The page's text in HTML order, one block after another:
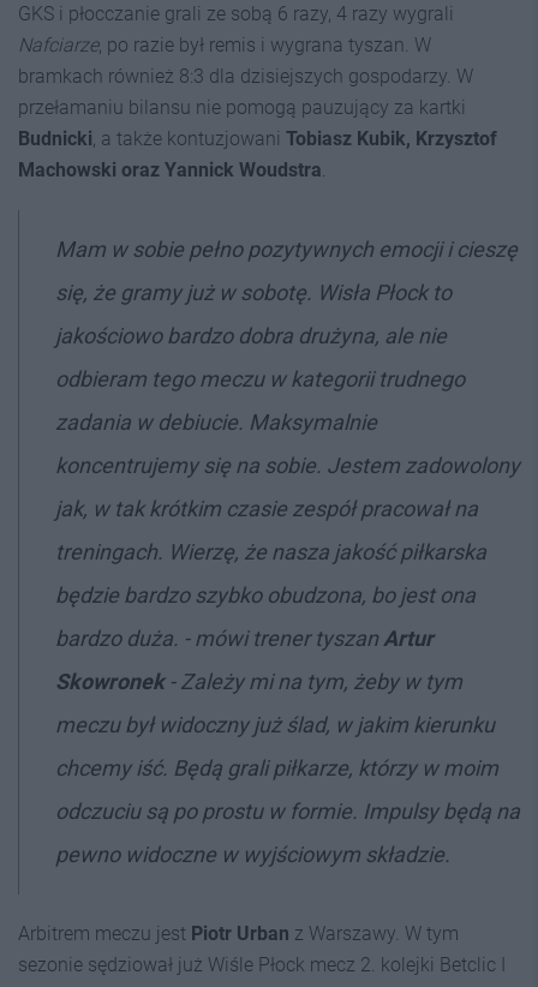
GKS i płocczanie grali ze sobą 6 razy, 4 razy wygrali
Nafciarze, po razie był remis i wygrana tyszan. W
bramkach również 8:3 dla dzisiejszych gospodarzy. W
przełamaniu bilansu nie pomogą pauzujący za kartki
Budnicki , a także kontuzjowani Tobiasz Kubik, Krzysztof
Machowski oraz Yannick Woudstra
Mam w sobie pełno pozytywnych emocji i cieszę
się, że gramy już w sobotę. Wisła Płock to
jakościowo bardzo dobra drużyna, ale nie
odbieram tego meczu w kategorii trudnego
zadania w debiucie. Maksymalnie
koncentrujemy się na sobie. Jestem zadowolony
jak, w tak krótkim czasie zespół pracował na
treningach. Wierzę, że nasza jakość piłkarska
będzie bardzo szybko obudzona, bo jest ona
bardzo duża. - mówi trener tyszan Artur
Skowronek- Zależy mi na tym, żeby w tym
meczu był widoczny już ślad, w jakim kierunku
chcemy iść. Będą grali piłkarze, którzy w moim
odczuciu są po prostu w formie. Impulsy będą na
pewno widoczne w wyjściowym składzie.
Arbitrem meczu jest Piotr Urban z Warszawy. W tym
sezonie sędziował już Wiśle Płock mecz 2. kolejki Betclic I